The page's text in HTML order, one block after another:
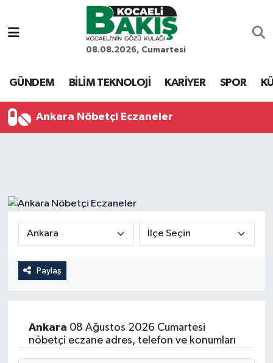
08.08.2026, Cumartesi
GÜNDEM BİLİM TEKNOLOJİ KARİYER SPOR
Ankara Nöbetçi Eczaneler
Paylaş
Ankara 08 Ağustos 2026 Cumartesi
nöbetçi eczane adres, telefon ve konumları
Kocaeli Nöbetçi Eczaneler
Kocaeli Hava Durumu
Son Dakika Haberleri
Haber Arşivi